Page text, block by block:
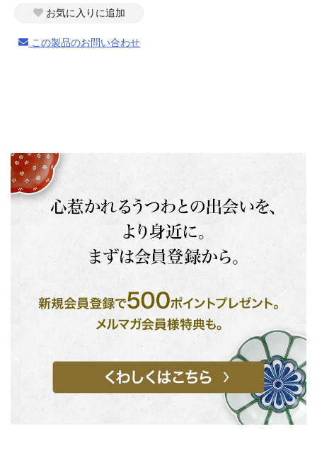
お買い物を続ける カートへ進む
お気に入りに追加
この製品のお問い合わせ